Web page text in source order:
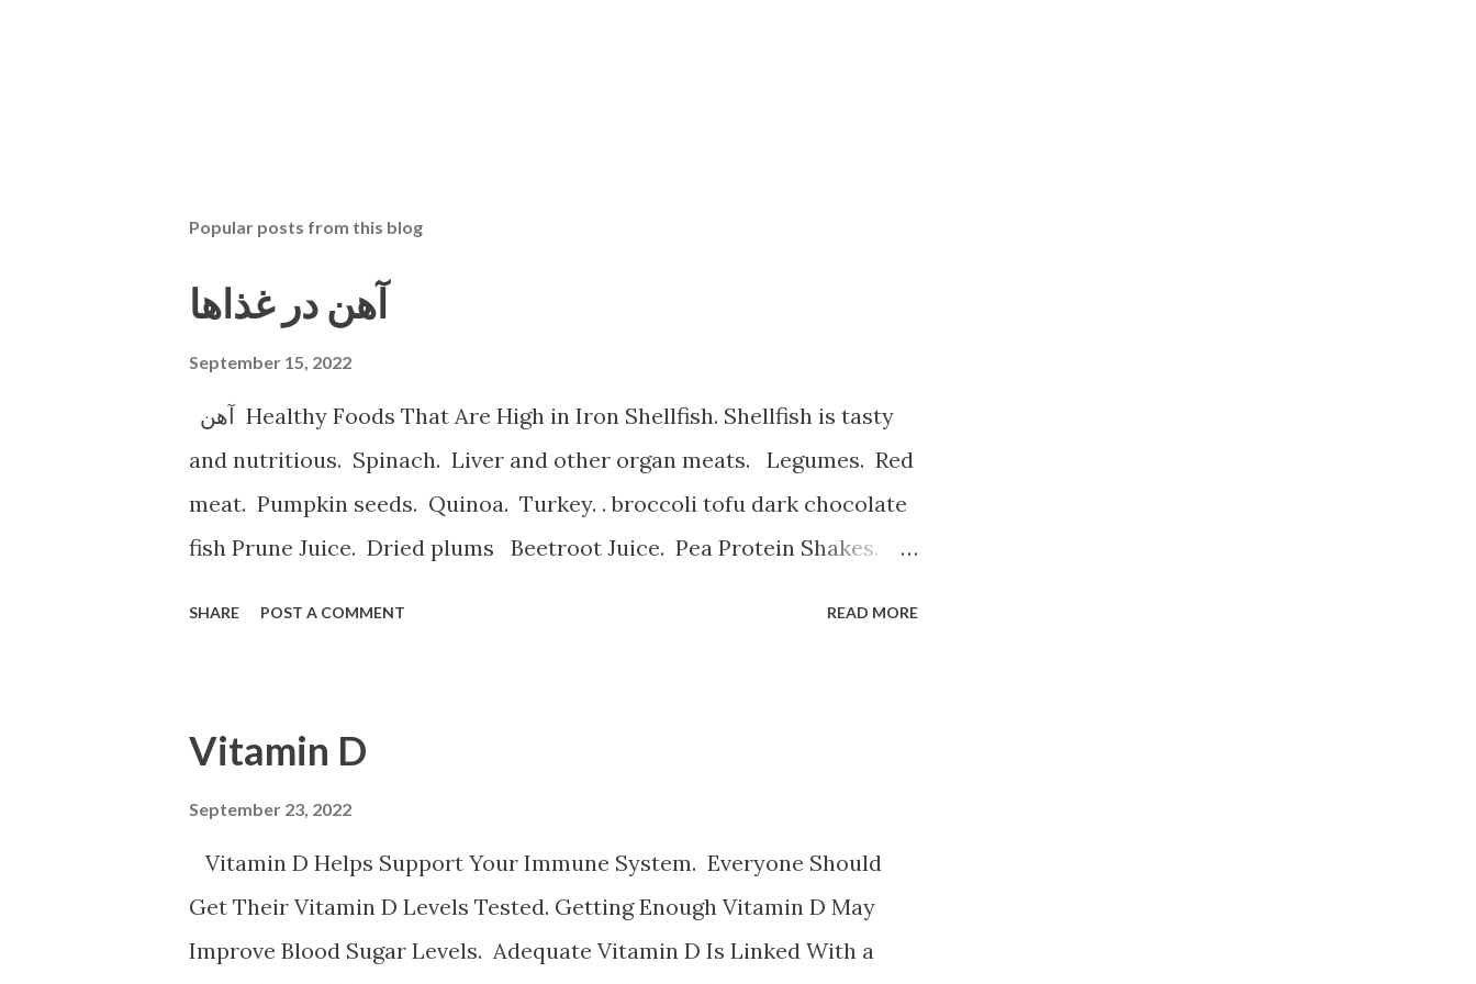
Popular posts from this blog
آهن در غذاها
September 15, 2022
and nutritious. Spinach. Liver and other organ meats. Legumes. Red
meat. Pumpkin seeds. Quinoa. Turkey. . broccoli tofu dark chocolate
fish Prune Juice. Dried plums Beetroot Juice. Pea Protein Shakes.
پسته بادام وبادام برزیلی و هندی اثرات کم خونی خستگی ضعف قوای جسمانی
سینه درد سرگیجه تند زدن قلب و تنگی نفس است ورزش سنگین حاملگی
باعث کم خونی می شود
SHARE POST A COMMENT READ MORE
Vitamin D
September 23, 2022
Vitamin D Helps Support Your Immune System. Everyone Should
Get Their Vitamin D Levels Tested. Getting Enough Vitamin D May
Improve Blood Sugar Levels. Adequate Vitamin D Is Linked With a